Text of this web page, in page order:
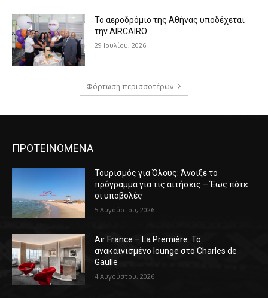
Το αεροδρόμιο της Αθήνας υποδέχεται
την AIRCAIRO
29 Ιουλίου, 2026
Φόρτωση περισσοτέρων
ΠΡΟΤΕΙΝΟΜΕΝΑ
Τουρισμός για Όλους: Άνοιξε το
πρόγραμμα για τις αιτήσεις – Έως πότε
οι υποβολές
5 Αυγούστου, 2026
Air France – La Première: Το
ανακαινισμένο lounge στο Charles de
Gaulle
4 Αυγούστου, 2026